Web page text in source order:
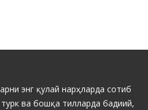
энг қулай нарҳларда сотиб
ва бошқа тилларда бадиий,